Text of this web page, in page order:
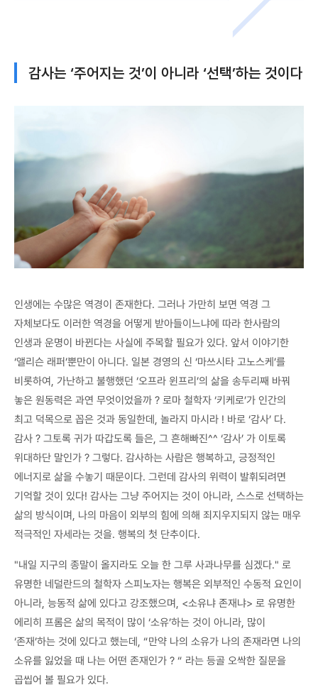
감사는 ‘주어지는 것’이 아니라 ‘선택’하는 것이다
인생에는 수많은 역경이 존재한다. 그러나 가만히 보면 역경 그
자체보다도 이러한 역경을 어떻게 받아들이느냐에 따라 한사람의
인생과 운명이 바뀐다는 사실에 주목할 필요가 있다. 앞서 이야기한
‘앨리슨 래퍼’뿐만이 아니다. 일본 경영의 신 ‘마쓰시타 고노스케’를
비롯하여, 가난하고 불행했던 ‘오프라 윈프리’의 삶을 송두리째 바꿔
놓은 원동력은 과연 무엇이었을까 ? 로마 철학자 ‘키케로’가 인간의
최고 덕목으로 꼽은 것과 동일한데, 놀라지 마시라 ! 바로 ‘감사’ 다.
감사 ? 그토록 귀가 따갑도록 들은, 그 흔해빠진^^ ‘감사’ 가 이토록
위대하단 말인가 ? 그렇다. 감사하는 사람은 행복하고, 긍정적인
에너지로 삶을 수놓기 때문이다. 그런데 감사의 위력이 발휘되려면
기억할 것이 있다! 감사는 그냥 주어지는 것이 아니라, 스스로 선택하는
삶의 방식이며, 나의 마음이 외부의 힘에 의해 죄지우지되지 않는 매우
적극적인 자세라는 것을. 행복의 첫 단추이다.
"내일 지구의 종말이 올지라도 오늘 한 그루 사과나무를 심겠다." 로
유명한 네덜란드의 철학자 스피노자는 행복은 외부적인 수동적 요인이
아니라, 능동적 삶에 있다고 강조했으며, <소유냐 존재냐> 로 유명한
에리히 프롬은 삶의 목적이 많이 ‘소유’하는 것이 아니라, 많이
‘존재’하는 것에 있다고 했는데, “만약 나의 소유가 나의 존재라면 나의
소유를 잃었을 때 나는 어떤 존재인가 ? “ 라는 등골 오싹한 질문을
곱씹어 볼 필요가 있다.